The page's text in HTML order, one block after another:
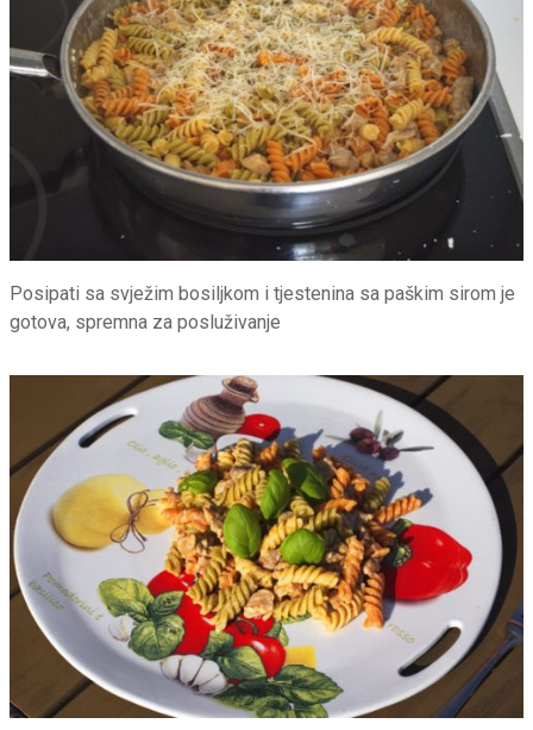
Posipati sa svježim bosiljkom i tjestenina sa paškim sirom je
gotova, spremna za posluživanje